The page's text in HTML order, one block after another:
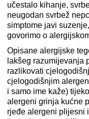
učestalo kihanje,
neugodan svrbež
simptome javi
govorimo o
Opisane alergijske
lakšeg razumijevanja
razlikovati
cjelogodišnjim
i samo ime kaže)
alergeni grinja kućne
rjeđe alergeni plijesni